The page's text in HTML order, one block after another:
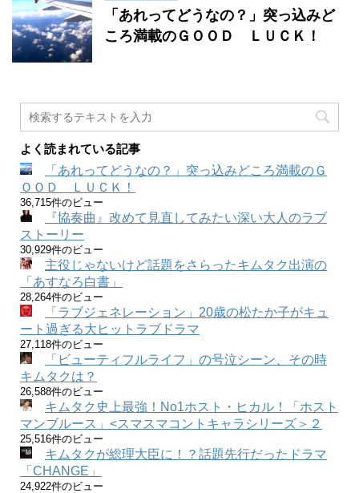
「あれってどうなの？」突っ込みど
ころ満載のＧＯＯＤ ＬＵＣＫ！
よく読まれている記事
「あれってどうなの？」突っ込みどころ満載のＧ
ＯＯＤ ＬＵＣＫ！
36,715件のビュー
『協奏曲』改めて見直してみたい深い大人のラブ
ストーリー
30,929件のビュー
主役じゃないけど話題をさらったキムタク出演の
「あすなろ白書」
28,264件のビュー
「ラブジェネレーション」20歳の松たか子がキュ
ート過ぎる大ヒットラブドラマ
27,118件のビュー
「ビューティフルライフ」の号泣シーン、その時
キムタクは？
26,588件のビュー
キムタク史上最強！No1ホスト・ヒカル！「ホスト
マンブルース」<スマスマコントキャラシリーズ＞２
25,516件のビュー
キムタクが総理大臣に！？話題先行だったドラマ
「CHANGE」
24,922件のビュー